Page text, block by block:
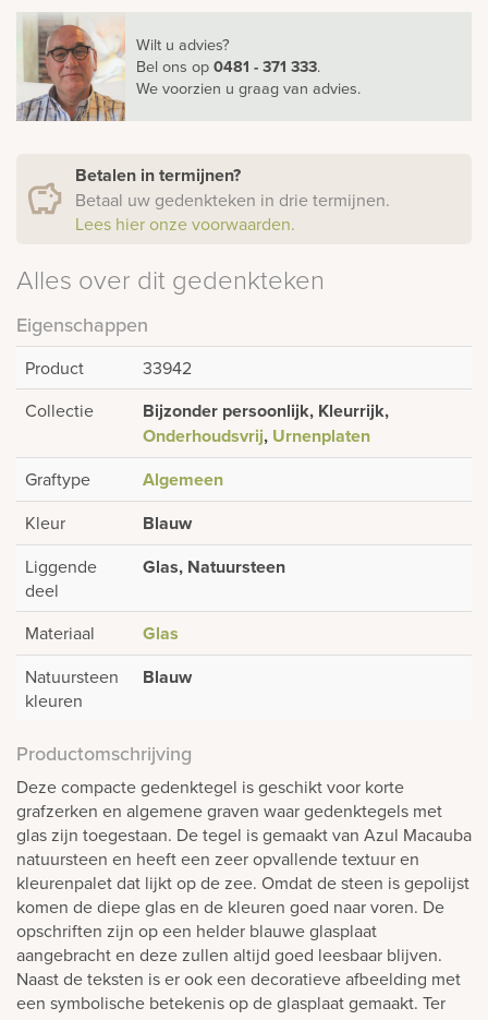
Wilt u advies?
Bel ons op0481 - 371 333.
We voorzien u graag van advies.
Betalen in termijnen?
Betaal uw gedenkteken in drie termijnen.
Lees hier onze voorwaarden.
Alles over dit gedenkteken
Eigenschappen
Product
33942
Collectie
Bijzonder persoonlijk, Kleurrijk,
Onderhoudsvrij, Urnenplaten
Graftype Algemeen
Kleur Blauw
Liggende
deel
Glas, Natuursteen
Materiaal Glas
Natuursteen
kleuren
Blauw
Productomschrijving
Deze compacte gedenktegel is geschikt voor korte
grafzerken en algemene graven waar gedenktegels met
glas zijn toegestaan. De tegel is gemaakt van Azul Macauba
natuursteen en heeft een zeer opvallende textuur en
kleurenpalet dat lijkt op de zee. Omdat de steen is gepolijst
komen de diepe glas en de kleuren goed naar voren. De
opschriften zijn op een helder blauwe glasplaat
aangebracht en deze zullen altijd goed leesbaar blijven.
Naast de teksten is er ook een decoratieve afbeelding met
een symbolische betekenis op de glasplaat gemaakt. Ter